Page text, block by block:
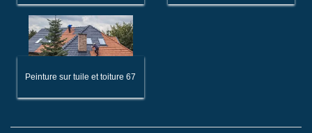
Peinture sur tuile et toiture 67